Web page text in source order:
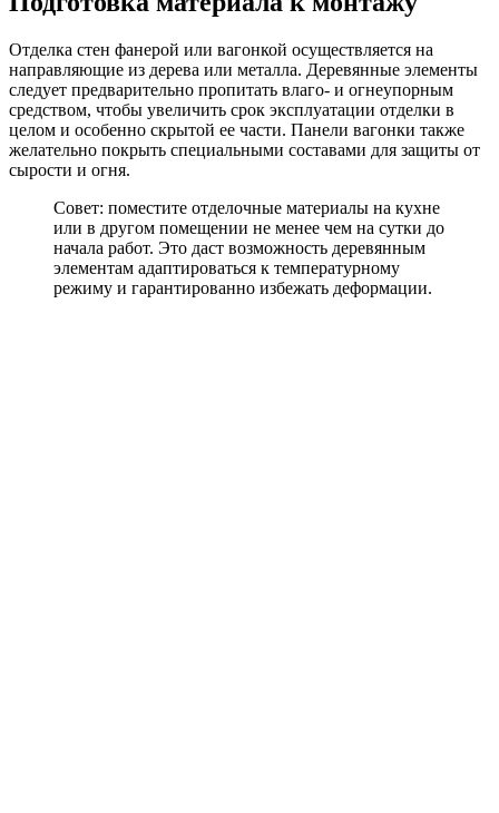
Отделка стен фанерой или вагонкой осуществляется на
направляющие из дерева или металла. Деревянные элементы
следует предварительно пропитать влаго- и огнеупорным
средством, чтобы увеличить срок эксплуатации отделки в
целом и особенно скрытой ее части. Панели вагонки также
желательно покрыть специальными составами для защиты от
сырости и огня.
Совет: поместите отделочные материалы на кухне
или в другом помещении не менее чем на сутки до
начала работ. Это даст возможность деревянным
элементам адаптироваться к температурному
режиму и гарантированно избежать деформации.